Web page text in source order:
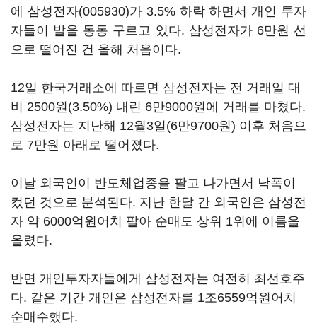
에 삼성전자(005930)가 3.5% 하락 하면서 개인 투자
자들이 발을 동동 구르고 있다. 삼성전자가 6만원 선
으로 떨어진 건 올해 처음이다.
12일 한국거래소에 따르면 삼성전자는 전 거래일 대
비 2500원(3.50%) 내린 6만9000원에 거래를 마쳤다.
삼성전자는 지난해 12월3일(6만9700원) 이후 처음으
로 7만원 아래로 떨어졌다.
이날 외국인이 반도체업종을 팔고 나가면서 낙폭이
컸던 것으로 분석된다. 지난 한달 간 외국인은 삼성전
자 약 6000억원어치 팔아 순매도 상위 1위에 이름을
올렸다.
반면 개인투자자들에게 삼성전자는 여전히 최선호주
다. 같은 기간 개인은 삼성전자를 1조6559억원어치
순매수했다.